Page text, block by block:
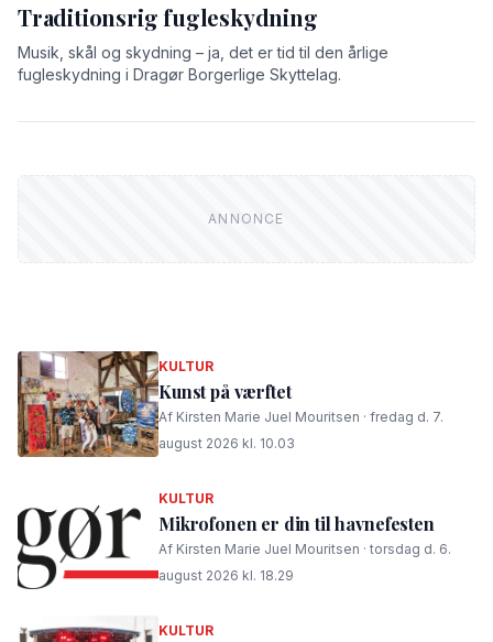
Traditionsrig fugleskydning
Musik, skål og skydning – ja, det er tid til den årlige
fugleskydning i Dragør Borgerlige Skyttelag.
KULTUR
Kunst på værftet
Af Kirsten Marie Juel Mouritsen · fredag d. 7.
august 2026 kl. 10.03
KULTUR
Mikrofonen er din til havnefesten
Af Kirsten Marie Juel Mouritsen · torsdag d. 6.
august 2026 kl. 18.29
KULTUR